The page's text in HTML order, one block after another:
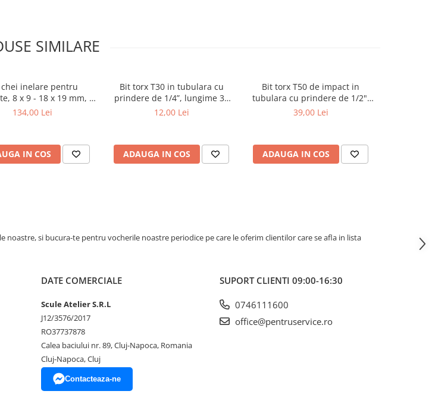
SIMILARE
chei inelare pentru
8 x 9 - 18 x 19 mm, 6
piese BGS 1745
134,00 Lei
IN COS
Bit torx T30 in tubulara cu
prindere de 1/4”, lungime 38
mm, BGS 2595
12,00 Lei
ADAUGA IN COS
Bit torx T50 de impact in
tubulara cu prindere de 1/2",
lungime 75 mm
39,00 Lei
ADAUGA IN COS
si bucura-te pentru vocherile noastre periodice pe care le oferim clientilor care se afla in lista
DATE COMERCIALE
Scule Atelier S.R.L
J12/3576/2017
RO37737878
Calea baciului nr. 89, Cluj-Napoca, Romania
Cluj-Napoca, Cluj
Contacteaza-ne
SUPORT CLIENTI 09:00-16:30
0746111600
office@pentruservice.ro